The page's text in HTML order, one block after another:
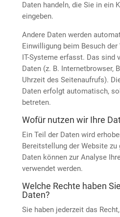
Daten handeln, die Sie in ein
eingeben.
Andere Daten werden
Einwilligung beim Besuch
IT-Systeme erfasst. Das sind
Daten (z. B. Internetbrowser,
Uhrzeit des Seitenaufrufs).
Daten erfolgt automatisch,
betreten.
Wofür nutzen wir Ihre
Ein Teil der Daten wird
Bereitstellung der Website
Daten können zur Analyse
verwendet werden.
Welche Rechte haben
Daten?
Sie haben jederzeit das